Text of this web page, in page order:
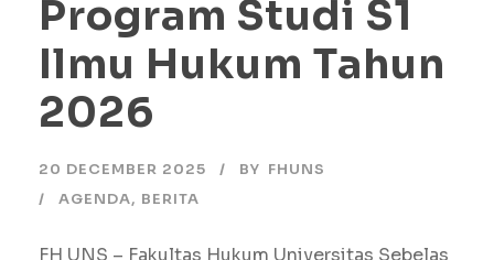
Program Studi S1
Ilmu Hukum Tahun
2026
20 DECEMBER 2025 BY FHUNS
AGENDA, BERITA